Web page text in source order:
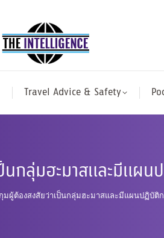
Travel Advice & Safety
กลุ่มฮะมาสและมีแผน
มผู้ต้องสงสัยว่าเป็นกลุ่มฮะมาสและมีแผนปฏิบัติ